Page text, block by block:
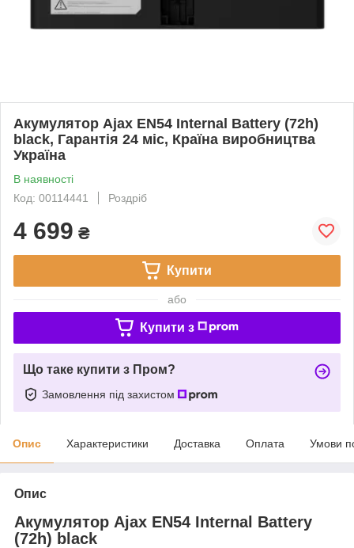
Акумулятор Ajax EN54 Internal Battery (72h)
black, Гарантія 24 міс, Країна виробництва
Україна
В наявності
Код: 00114441
Роздріб
4 699 ₴
Купити
або
Купити з
Що таке купити з Пром?
Замовлення під захистом
Опис Характеристики Доставка Оплата Умови
Опис
Акумулятор Ajax EN54 Internal Battery
(72h) black